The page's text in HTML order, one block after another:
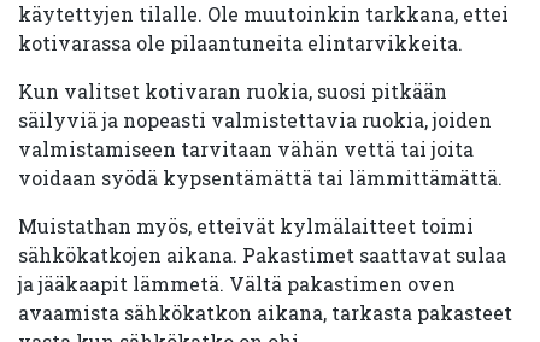
käytettyjen tilalle. Ole muutoinkin tarkkana, ettei
kotivarassa ole pilaantuneita elintarvikkeita.
Kun valitset kotivaran ruokia, suosi pitkään
säilyviä ja nopeasti valmistettavia ruokia, joiden
valmistamiseen tarvitaan vähän vettä tai joita
voidaan syödä kypsentämättä tai lämmittämättä.
Muistathan myös, etteivät kylmälaitteet toimi
sähkökatkojen aikana. Pakastimet saattavat sulaa
ja jääkaapit lämmetä. Vältä pakastimen oven
avaamista sähkökatkon aikana, tarkasta pakasteet